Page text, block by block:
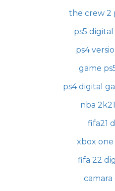
the crew 2
ps5
ps4
game
ps4 digital
nba
fifa21
xbox one
fifa 22
camara